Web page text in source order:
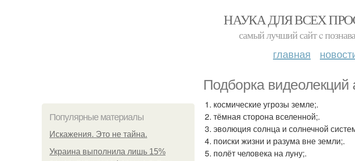
НАУКА ДЛЯ ВСЕХ
самый лучший сайт c
главная
Подборка
Популярные материалы
Искажения. Это не тайна.
Украина выполнила лишь 15%
1. космические угрозы земле;.
2. тёмная сторона вселенной;.
3. эволюция солнца и солнечной
4. поиски жизни и разума вне земли;.
5. полёт человека на луну;.